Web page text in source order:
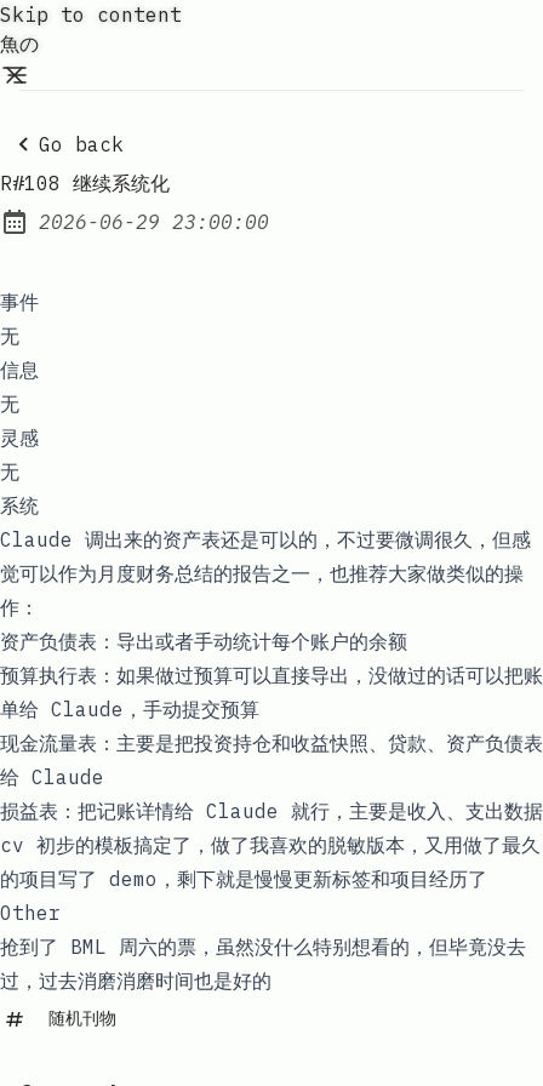
Skip to content
魚の
Go back
R#108 继续系统化
Posted on:
2026-06-29 23:00:00
事件
无
信息
无
灵感
无
系统
Claude 调出来的资产表还是可以的，不过要微调很久，但感
觉可以作为月度财务总结的报告之一，也推荐大家做类似的操
作：
资产负债表：导出或者手动统计每个账户的余额
预算执行表：如果做过预算可以直接导出，没做过的话可以把账
单给 Claude，手动提交预算
现金流量表：主要是把投资持仓和收益快照、贷款、资产负债表
给 Claude
损益表：把记账详情给 Claude 就行，主要是收入、支出数据
cv 初步的模板搞定了，做了我喜欢的脱敏版本，又用做了最久
的项目写了 demo，剩下就是慢慢更新标签和项目经历了
Other
抢到了 BML 周六的票，虽然没什么特别想看的，但毕竟没去
过，过去消磨消磨时间也是好的
随机刊物